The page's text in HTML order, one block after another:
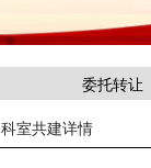
委托转让
科室共建详情